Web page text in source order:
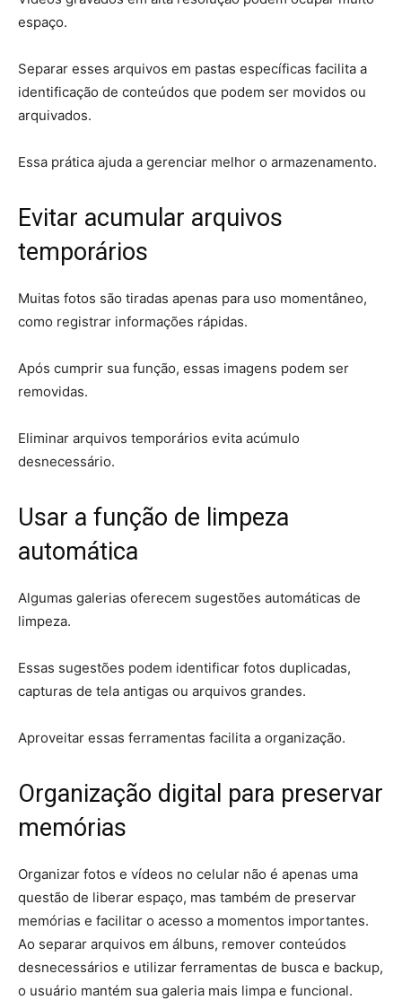
espaço.
Separar esses arquivos em pastas específicas facilita a
identificação de conteúdos que podem ser movidos ou
arquivados.
Essa prática ajuda a gerenciar melhor o armazenamento.
Evitar acumular arquivos
temporários
Muitas fotos são tiradas apenas para uso momentâneo,
como registrar informações rápidas.
Após cumprir sua função, essas imagens podem ser
removidas.
Eliminar arquivos temporários evita acúmulo
desnecessário.
Usar a função de limpeza
automática
Algumas galerias oferecem sugestões automáticas de
limpeza.
Essas sugestões podem identificar fotos duplicadas,
capturas de tela antigas ou arquivos grandes.
Aproveitar essas ferramentas facilita a organização.
Organização digital para preservar
memórias
Organizar fotos e vídeos no celular não é apenas uma
questão de liberar espaço, mas também de preservar
memórias e facilitar o acesso a momentos importantes.
Ao separar arquivos em álbuns, remover conteúdos
desnecessários e utilizar ferramentas de busca e backup,
o usuário mantém sua galeria mais limpa e funcional.